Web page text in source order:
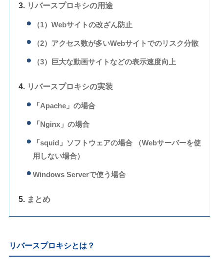
リバースプロキシの用途
（1）Webサイトの改ざん防止
（2）アクセス数が多いWebサイトでのリスク分散
（3）巨大な動画サイトなどの表示速度向上
リバースプロキシの実装
「Apache」の場合
「Nginx」の場合
「squid」ソフトウェアの場合 （Webサーバーを使
用しない場合）
Windows Serverで使う場合
まとめ
リバースプロキシとは？